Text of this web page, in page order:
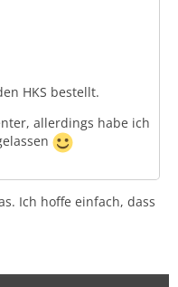
HKS bestellt.
allerdings habe ich
Ich hoffe einfach, dass